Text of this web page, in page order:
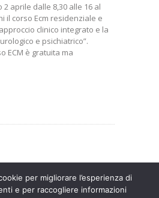
aprile dalle 8,30 alle 16 al
il corso Ecm residenziale e
clinico integrato e la
e psichiatrico”.
ECM è gratuita ma
per migliorare l’esperienza di
e per raccogliere informazioni